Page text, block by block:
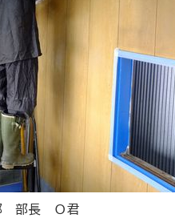
部長 Ｏ君